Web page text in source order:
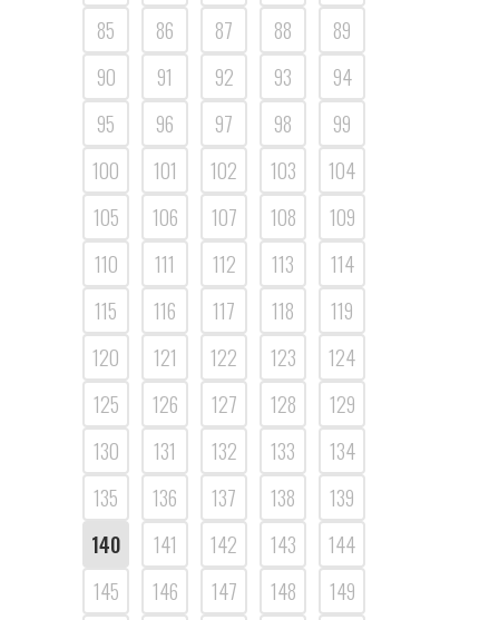
85
86 87 88
89
90
91 92 93
94
95
96 97 98
99
100
101 102 103
104
105
106 107 108
109
110
111 112 113
114
115
116 117 118
119
120
121 122 123
124
125
126 127 128
129
130
131 132 133
134
135
136 137 138
139
140
141 142 143
144
145
146 147 148
149